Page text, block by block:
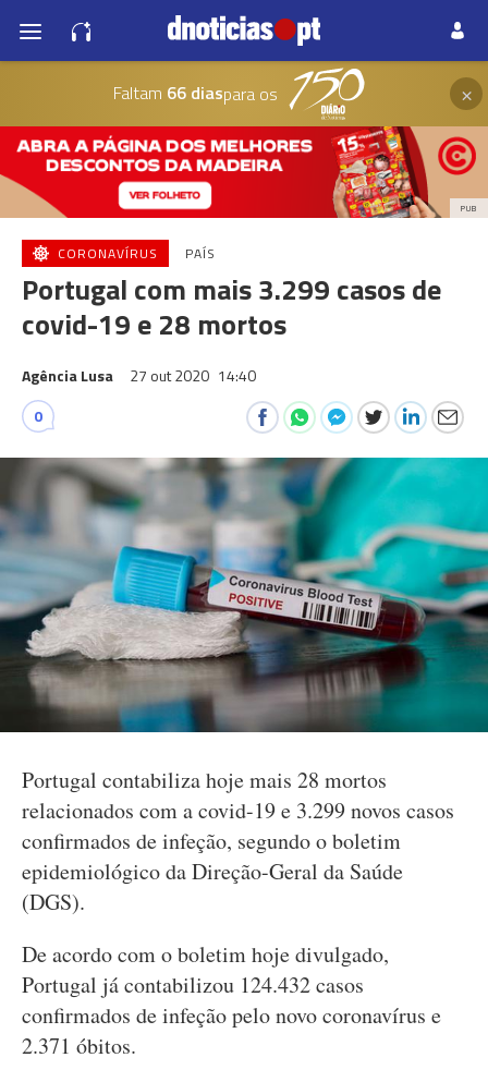
Faltam 66 diaspara os ×
PUB
CORONAVÍRUS PAÍS
Portugal com mais 3.299 casos de
covid-19 e 28 mortos
Agência Lusa 27 out 2020 14:40
0
Portugal contabiliza hoje mais 28 mortos
relacionados com a covid-19 e 3.299 novos casos
confirmados de infeção, segundo o boletim
epidemiológico da Direção-Geral da Saúde
(DGS).
De acordo com o boletim hoje divulgado,
Portugal já contabilizou 124.432 casos
confirmados de infeção pelo novo coronavírus e
2.371 óbitos.